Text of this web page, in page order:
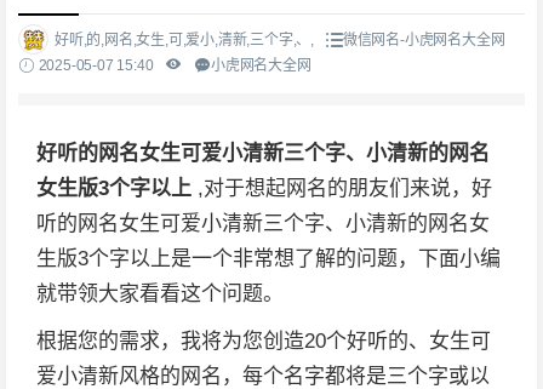
好听,的,网名,女生,可,爱小,清新,三个字,、,
微信网名-小虎网名大全网
2025-05-07 15:40
小虎网名大全网
好听的网名女生可爱小清新三个字、小清新的网名
女生版3个字以上 ,对于想起网名的朋友们来说，好
听的网名女生可爱小清新三个字、小清新的网名女
生版3个字以上是一个非常想了解的问题，下面小编
就带领大家看看这个问题。
根据您的需求，我将为您创造20个好听的、女生可
爱小清新风格的网名，每个名字都将是三个字或以